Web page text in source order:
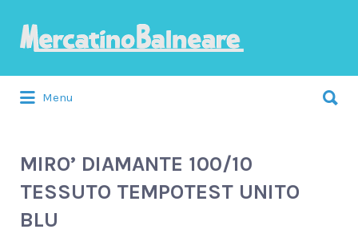
Menu
MIRO’ DIAMANTE 100/10
TESSUTO TEMPOTEST UNITO
BLU